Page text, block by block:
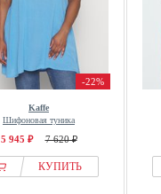
-22%
Kaffe
Шифоновая туника
5 945 ₽ 7 620 ₽
КУПИТЬ